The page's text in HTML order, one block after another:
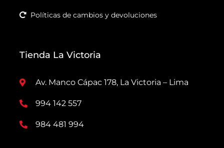
Políticas de cambios y devoluciones
Tienda La Victoria
Av. Manco Cápac 178, La Victoria – Lima
994 142 557
984 481 994